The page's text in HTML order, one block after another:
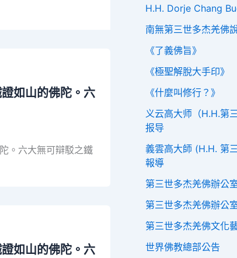
如山的佛陀。六
。六大無可辯駁之鐵
如山的佛陀。六
H.H. Dorje Chang
南無第三世多杰羌佛
《了義佛旨》
《極聖解脫大手印》
《什麼叫修行？》
义云高大师（H.H.第
报导
義雲高大師 (H.H. 第
報導
第三世多杰羌佛辦公
第三世多杰羌佛辦公
第三世多杰羌佛文化
世界佛教總部公告